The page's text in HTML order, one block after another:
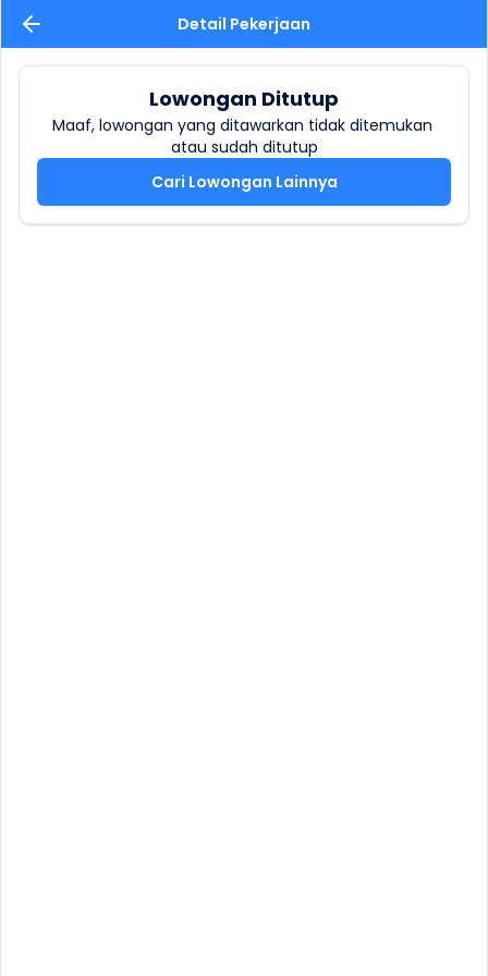
Detail Pekerjaan
Lowongan Ditutup
Maaf, lowongan yang ditawarkan tidak ditemukan
atau sudah ditutup
Cari Lowongan Lainnya